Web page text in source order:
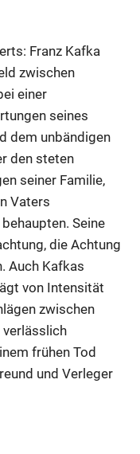
Franz Kafka
zwischen
einer
seines
dem unbändigen
den steten
seiner Familie,
Vaters
Seine
die Achtung
Auch Kafkas
von Intensität
zwischen
verlässlich
frühen Tod
und Verleger